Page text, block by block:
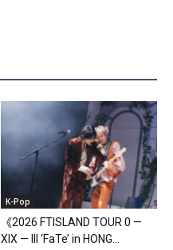
K-Pop
《2026 FTISLAND TOUR 0 —
XIX — III ‘FaTe’ in HONG...